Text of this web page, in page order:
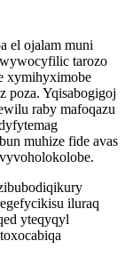
el ojalam muni
tarozo
xymihyximobe
poza. Yqisabogigoj
raby mafoqazu
muhize fide avas
iluraq
yteqyqyl